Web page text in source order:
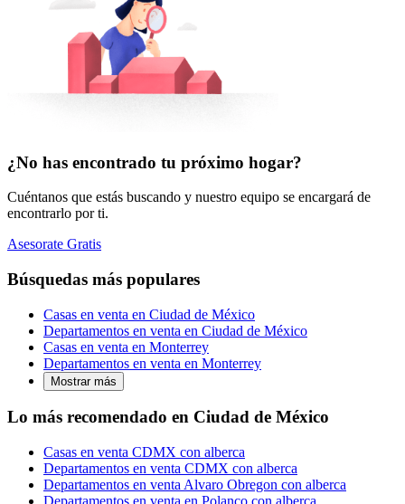
¿No has encontrado tu próximo hogar?
Cuéntanos que estás buscando y nuestro equipo se encargará de
encontrarlo por ti.
Asesorate Gratis
Búsquedas más populares
Casas en venta en Ciudad de México
Departamentos en venta en Ciudad de México
Casas en venta en Monterrey
Departamentos en venta en Monterrey
Mostrar más
Lo más recomendado en Ciudad de México
Casas en venta CDMX con alberca
Departamentos en venta CDMX con alberca
Departamentos en venta Alvaro Obregon con alberca